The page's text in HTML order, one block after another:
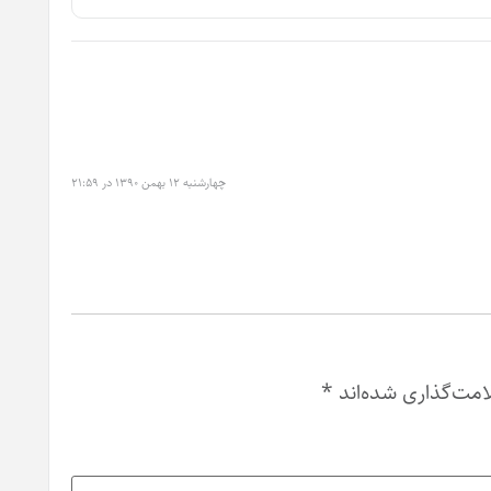
چهارشنبه ۱۲ بهمن ۱۳۹۰ در ۲۱:۵۹
شده‌اند *